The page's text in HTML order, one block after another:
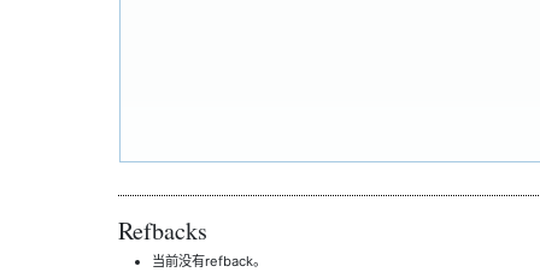
Refbacks
当前没有refback。